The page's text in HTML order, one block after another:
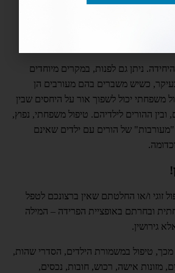
תנאים מוקדמים. טיפול שכזה נועד מראש
היחידה. ניתן גם לפנות, במקרים מיוחדים
כשיש משברים בהם מעורבים הן
משפחתי יכול לשפוך אור על היחסים שבין
ובין ההורים לילדיהם. טיפול משפחתי, נפוץ,
של הורים עם ילדים שאינם
זוגי ו/או החלטתם שאין ברצונכם לטפל
ובחרתם באופציית הפרידה – המילה
גירושין.
טיפול במשמורת הילדים, הסדרי שהות,
מזונות אישה, רכוש, חובות, נכסים,